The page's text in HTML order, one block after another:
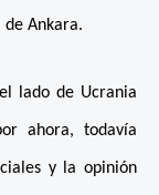
Ankara.
lado de Ucrania
ahora, todavía
y la opinión